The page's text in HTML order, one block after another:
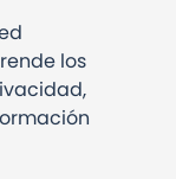
los